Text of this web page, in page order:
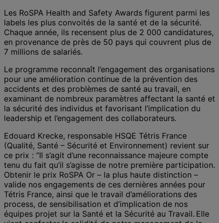
Les RoSPA Health and Safety Awards figurent parmi les
labels les plus convoités de la santé et de la sécurité.
Chaque année, ils recensent plus de 2 000 candidatures,
en provenance de près de 50 pays qui couvrent plus de
7 millions de salariés.
Le programme reconnaît l’engagement des organisations
pour une amélioration continue de la prévention des
accidents et des problèmes de santé au travail, en
examinant de nombreux paramètres affectant la santé et
la sécurité des individus et favorisant l’implication du
leadership et l’engagement des collaborateurs.
Edouard Krecke, responsable HSQE Tétris France
(Qualité, Santé – Sécurité et Environnement) revient sur
ce prix : “Il s’agit d’une reconnaissance majeure compte
tenu du fait qu’il s’agisse de notre première participation.
Obtenir le prix RoSPA Or – la plus haute distinction –
valide nos engagements de ces dernières années pour
Tétris France, ainsi que le travail d’améliorations des
process, de sensibilisation et d’implication de nos
équipes projet sur la Santé et la Sécurité au Travail. Elle